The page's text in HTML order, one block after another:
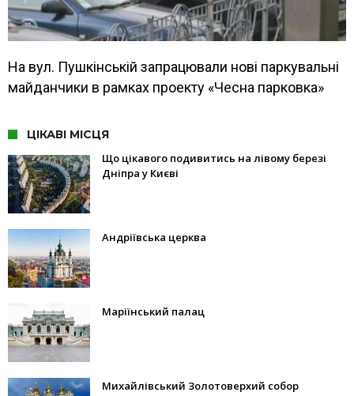
На вул. Пушкінській запрацювали нові паркувальні
майданчики в рамках проекту «Чесна парковка»
ЦІКАВІ МІСЦЯ
Що цікавого подивитись на лівому березі
Дніпра у Києві
Андріївська церква
Маріїнський палац
Михайлівський Золотоверхий собор